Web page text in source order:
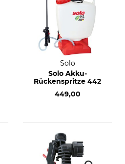
Solo
Solo Akku-
Rückenspritze 442
449,00